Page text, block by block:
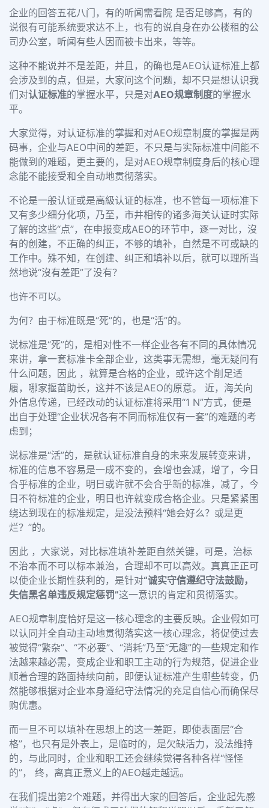
企业的回答五花八门，有的听闻需看院 是否足够高，有的
说很有可能系统要求达不上，也有的说自身在办公楼租的公
司办公室，听闻有些人因而被卡出来，等等。
这种不能说并不是差距，并且，的确也是AEO认证标准上都
会涉及到的点，但是，大家问这个问题，却不只是想认识我
们对认证标准的掌握水平，只是对AEO规章制度的掌握水
平。
大家觉得，对认证标准的掌握和对AEO规章制度的掌握是两
码事，企业与AEO中间的差距，不只是与实际标准中间能不
能做到的难题，更主要的，是对AEO规章制度身后的核心理
念能不能接受和全自动地贯彻落实。
不论是一般认证或是高級认证的标准，也不管每一项标准下
又有多少细分化项，乃至，市井相传的诸多海关认证时实际
了解的这些“点”，在申报变成AEO的环节中，逐一对比，沒
有的创建，不正确的纠正，不够的填补，自然是不可或缺的
工作中。殊不知，在创建、纠正和填补以后，就可以理所当
然地说“沒有差距”了没有？
也许不可以。
为何？由于标准既是“死”的，也是“活”的。
说标准是“死”的，是相对性不一样企业各有不同的具体情况
来讲，拿一套标准卡全部企业，这类事无需想，毫无疑问有
什么问题，因此 ，就算是合格的企业，或许这个削足适
履，哪家揠苗助长，这并不该是AEO的原意。 近，海关向
外信息传递，已经改动的认证标准将采用“1 N”方式，便是
出自于处理“企业状况各有不同而标准仅有一套”的难题的考
虑到；
说标准是“活”的，是就认证标准自身的未来发展转变来讲，
标准的信息不容易是一成不变的，会增也会减，增了，今日
合乎标准的企业，明日或许就不会合乎新的标准，减了，今
日不符标准的企业，明日也许就变成合格企业。只是紧紧围
绕达到现在的标准规定，是没法预料“她会好么？或是更
烂？ ”的。
因此 ，大家说，对比标准填补差距自然关键，可是，治标
不治本而不可以标本兼治，合理却不可以高效。真真正正可
以使企业长期性获利的，是针对“诚实守信遵纪守法鼓励，
失信黑名单违反规定惩罚”这一意识的肯定和贯彻落实。
AEO规章制度恰好是这一核心理念的主要反映。企业假如可
以认同并全自动主动地贯彻落实这一核心理念，将促使过去
被觉得“繁杂”、 “不必要”、 “消耗”乃至“无趣”的一些规定和作
法越来越必需，变成企业和职工主动的行为规范，促进企业
顺着合理的路面持续向前，即便认证标准产生哪些转变，仍
然能够根据对企业本身遵纪守法情况的充足自信心而确保尽
购优惠。
而一旦不可以填补在思想上的这一差距，即使表面层“合
格”，也只有是外表上，是临时的，是欠缺活力，没法维持
的，与此同时，企业和职工还会继续觉得各种各样“怪怪
的”， 终，离真正意义上的AEO越走越远。
在我们提出第2个难题，并得出大家的回答后，企业起先感